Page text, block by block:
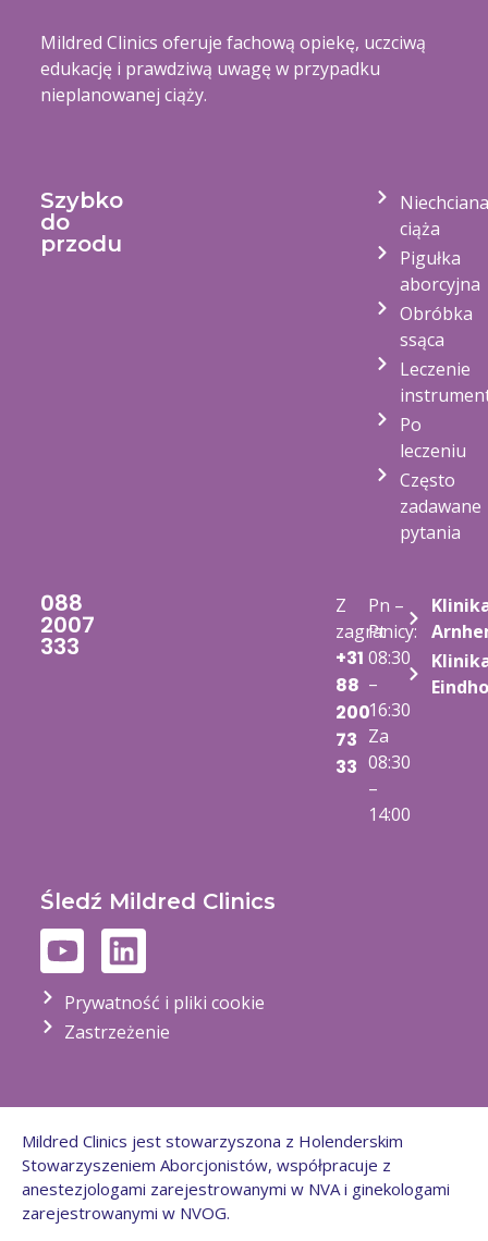
Mildred Clinics oferuje fachową opiekę, uczciwą
edukację i prawdziwą uwagę w przypadku
nieplanowanej ciąży.
Szybko
do
przodu
Niechciana
ciąża
Pigułka
aborcyjna
Obróbka
ssąca
Leczenie
Po
leczeniu
Często
zadawane
pytania
088
2007
333
Z
zagranicy:
+31
88
200
73
33
Pn –
Pt
08:30
–
16:30
Za
08:30
–
14:00
Śledź Mildred Clinics
Prywatność i pliki cookie
Zastrzeżenie
Mildred Clinics jest stowarzyszona z Holenderskim
Stowarzyszeniem Aborcjonistów, współpracuje z
anestezjologami zarejestrowanymi w NVA i ginekologami
zarejestrowanymi w NVOG.